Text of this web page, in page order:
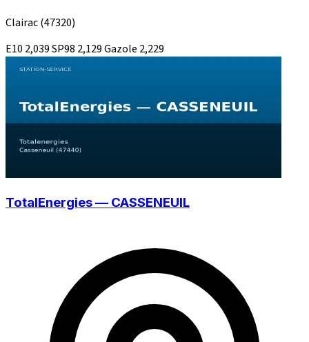
Clairac(47320)
E10 2,039SP98 2,129Gazole 2,229
TotalEnergies — CASSENEUIL